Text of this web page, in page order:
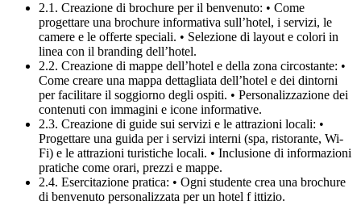
2.1. Creazione di brochure per il benvenuto: • Come
progettare una brochure informativa sull’hotel, i servizi, le
camere e le offerte speciali. • Selezione di layout e colori in
linea con il branding dell’hotel.
2.2. Creazione di mappe dell’hotel e della zona circostante: •
Come creare una mappa dettagliata dell’hotel e dei dintorni
per facilitare il soggiorno degli ospiti. • Personalizzazione dei
contenuti con immagini e icone informative.
2.3. Creazione di guide sui servizi e le attrazioni locali: •
Progettare una guida per i servizi interni (spa, ristorante, Wi-
Fi) e le attrazioni turistiche locali. • Inclusione di informazioni
pratiche come orari, prezzi e mappe.
2.4. Esercitazione pratica: • Ogni studente crea una brochure
di benvenuto personalizzata per un hotel f ittizio.